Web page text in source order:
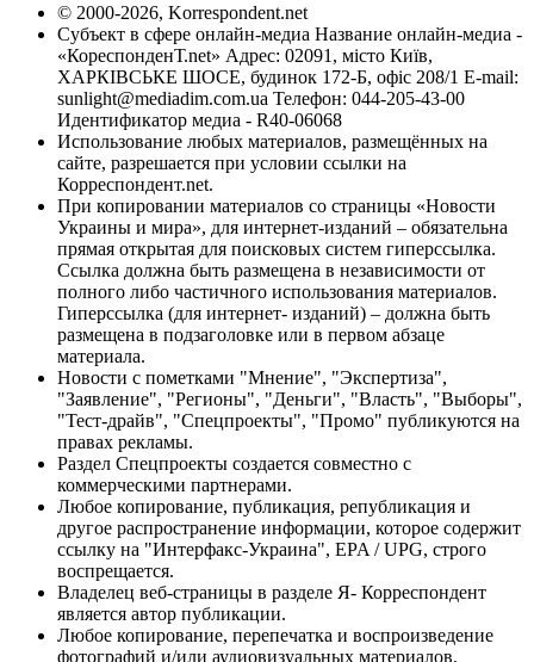
© 2000-2026, Korrespondent.net
Субъект в сфере онлайн-медиа Название онлайн-медиа -
«КореспонденТ.net» Адрес: 02091, місто Київ,
ХАРКІВСЬКЕ ШОСЕ, будинок 172-Б, офіс 208/1 E-mail:
sunlight@mediadim.com.ua Телефон: 044-205-43-00
Идентификатор медиа - R40-06068
Использование любых материалов, размещённых на
сайте, разрешается при условии ссылки на
Корреспондент.net.
При копировании материалов со страницы «Новости
Украины и мира», для интернет-изданий – обязательна
прямая открытая для поисковых систем гиперссылка.
Ссылка должна быть размещена в независимости от
полного либо частичного использования материалов.
Гиперссылка (для интернет- изданий) – должна быть
размещена в подзаголовке или в первом абзаце
материала.
Новости с пометками "Мнение", "Экспертиза",
"Заявление", "Регионы", "Деньги", "Власть", "Выборы",
"Тест-драйв", "Спецпроекты", "Промо" публикуются на
правах рекламы.
Раздел Спецпроекты создается совместно с
коммерческими партнерами.
Любое копирование, публикация, републикация и
другое распространение информации, которое содержит
ссылку на "Интерфакс-Украина", EPA / UPG, строго
воспрещается.
Владелец веб-страницы в разделе Я- Корреспондент
является автор публикации.
Любое копирование, перепечатка и воспроизведение
фотографий и/или аудиовизуальных материалов,